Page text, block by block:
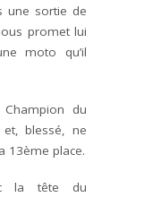
une sortie de
promet lui
moto qu’il
du
blessé, ne
13ème place.
la tête du